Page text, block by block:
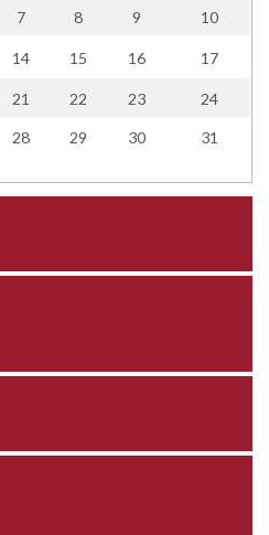
7 8 9 10
14 15 16 17
21 22 23 24
28 29 30 31